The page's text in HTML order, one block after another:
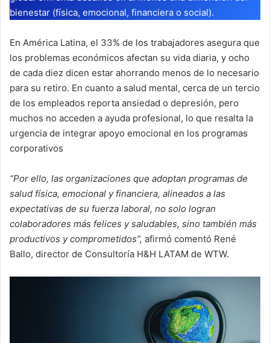
bienestar (física, emocional, financiera o social)​.
En América Latina, el 33% de los trabajadores asegura que
los problemas económicos afectan su vida diaria, y ocho
de cada diez dicen estar ahorrando menos de lo necesario
para su retiro. En cuanto a salud mental, cerca de un tercio
de los empleados reporta ansiedad o depresión, pero
muchos no acceden a ayuda profesional, lo que resalta la
urgencia de integrar apoyo emocional en los programas
corporativos​
“Por ello, las organizaciones que adoptan programas de
salud física, emocional y financiera, alineados a las
expectativas de su fuerza laboral, no solo logran
colaboradores más felices y saludables, sino también más
productivos y comprometidos”, afirmó comentó René
Ballo, director de Consultoría H&H LATAM de WTW.